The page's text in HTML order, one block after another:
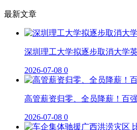
最新文章
深圳理工大学拟逐步取消大学
2026-07-08 0
高管薪资归零、全员降薪！百
2026-07-08 0